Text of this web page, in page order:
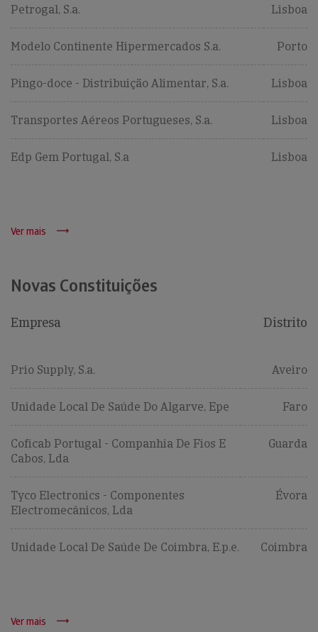
Petrogal, S.a. Lisboa
Modelo Continente Hipermercados S.a. Porto
Pingo-doce - Distribuição Alimentar, S.a. Lisboa
Transportes Aéreos Portugueses, S.a. Lisboa
Edp Gem Portugal, S.a Lisboa
Ver mais
Novas Constituições
Empresa Distrito
Prio Supply, S.a. Aveiro
Unidade Local De Saúde Do Algarve, Epe Faro
Coficab Portugal - Companhia De Fios E
Cabos, Lda
Guarda
Tyco Electronics - Componentes
Electromecânicos, Lda
Évora
Unidade Local De Saúde De Coimbra, E.p.e. Coimbra
Ver mais